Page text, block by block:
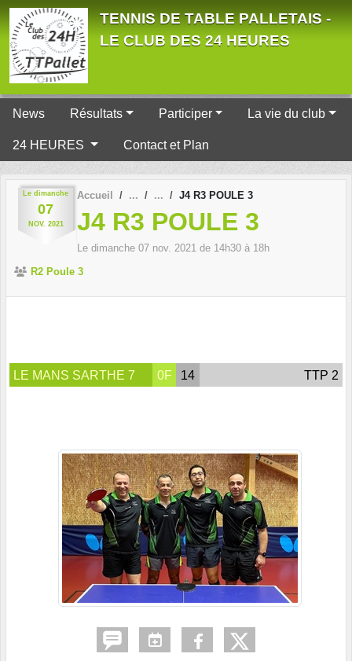
TENNIS DE TABLE PALLETAIS -
LE CLUB DES 24 HEURES
News Résultats Participer La vie du club
24 HEURES Contact et Plan
Le dimanche
07
NOV. 2021
Accueil J4 R3 POULE 3
J4 R3 POULE 3
Le dimanche 07 nov. 2021 de 14h30 à 18h
R2 Poule 3
LE MANS SARTHE 7 0F 14 TTP 2
Panneau de gestion des cookies